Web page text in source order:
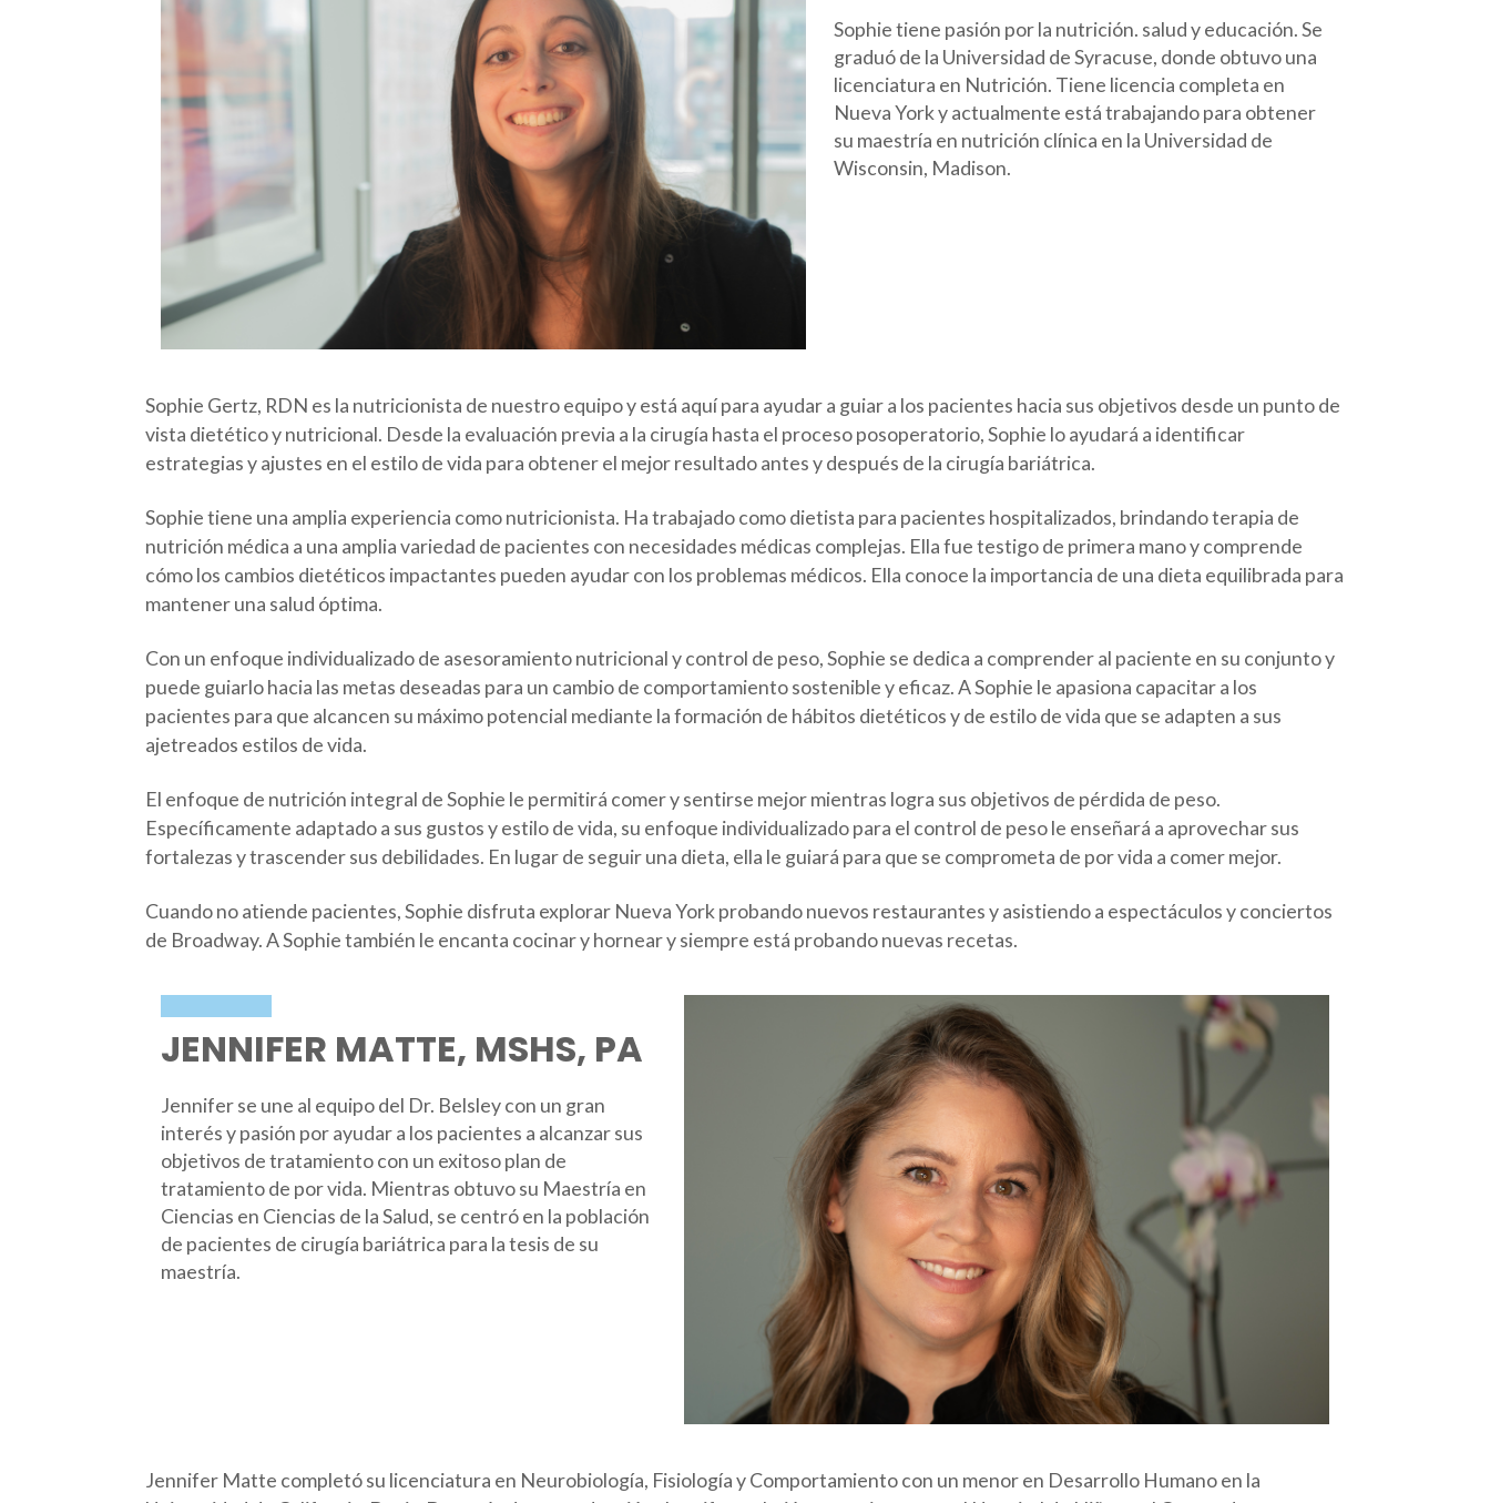
Sophie tiene pasión por la nutrición. salud y educación. Se
graduó de la Universidad de Syracuse, donde obtuvo una
licenciatura en Nutrición. Tiene licencia completa en
Nueva York y actualmente está trabajando para obtener
su maestría en nutrición clínica en la Universidad de
Wisconsin, Madison.
Sophie Gertz, RDN es la nutricionista de nuestro equipo y está aquí para ayudar a guiar a los pacientes hacia sus objetivos desde un punto de
vista dietético y nutricional. Desde la evaluación previa a la cirugía hasta el proceso posoperatorio, Sophie lo ayudará a identificar
estrategias y ajustes en el estilo de vida para obtener el mejor resultado antes y después de la cirugía bariátrica.
Sophie tiene una amplia experiencia como nutricionista. Ha trabajado como dietista para pacientes hospitalizados, brindando terapia de
nutrición médica a una amplia variedad de pacientes con necesidades médicas complejas. Ella fue testigo de primera mano y comprende
cómo los cambios dietéticos impactantes pueden ayudar con los problemas médicos. Ella conoce la importancia de una dieta equilibrada para
mantener una salud óptima.
Con un enfoque individualizado de asesoramiento nutricional y control de peso, Sophie se dedica a comprender al paciente en su conjunto y
puede guiarlo hacia las metas deseadas para un cambio de comportamiento sostenible y eficaz. A Sophie le apasiona capacitar a los
pacientes para que alcancen su máximo potencial mediante la formación de hábitos dietéticos y de estilo de vida que se adapten a sus
ajetreados estilos de vida.
El enfoque de nutrición integral de Sophie le permitirá comer y sentirse mejor mientras logra sus objetivos de pérdida de peso.
Específicamente adaptado a sus gustos y estilo de vida, su enfoque individualizado para el control de peso le enseñará a aprovechar sus
fortalezas y trascender sus debilidades. En lugar de seguir una dieta, ella le guiará para que se comprometa de por vida a comer mejor.
Cuando no atiende pacientes, Sophie disfruta explorar Nueva York probando nuevos restaurantes y asistiendo a espectáculos y conciertos
de Broadway. A Sophie también le encanta cocinar y hornear y siempre está probando nuevas recetas.
JENNIFER MATTE, MSHS, PA
Jennifer se une al equipo del Dr. Belsley con un gran
interés y pasión por ayudar a los pacientes a alcanzar sus
objetivos de tratamiento con un exitoso plan de
tratamiento de por vida. Mientras obtuvo su Maestría en
Ciencias en Ciencias de la Salud, se centró en la población
de pacientes de cirugía bariátrica para la tesis de su
maestría.
Jennifer Matte completó su licenciatura en Neurobiología, Fisiología y Comportamiento con un menor en Desarrollo Humano en la